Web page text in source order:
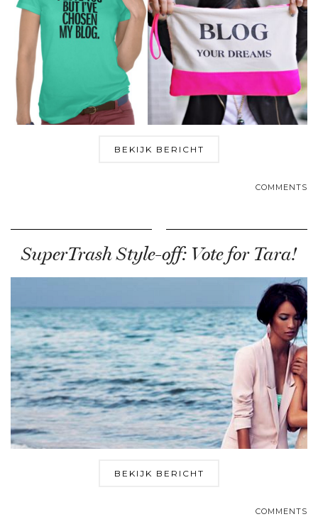
BEKIJK BERICHT
COMMENTS
SuperTrash Style-off: Vote for Tara!
BEKIJK BERICHT
COMMENTS